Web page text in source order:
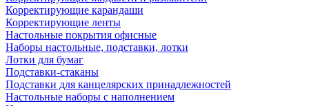
Корректирующие карандаши
Корректирующие ленты
Настольные покрытия офисные
Наборы настольные, подставки, лотки
Лотки для бумаг
Подставки-стаканы
Подставки для канцелярских принадлежностей
Настольные наборы с наполнением